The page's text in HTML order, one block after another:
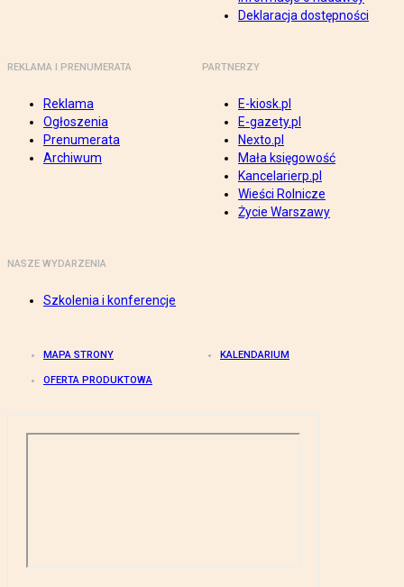
Deklaracja dostępności
REKLAMA I PRENUMERATA
Reklama
Ogłoszenia
Prenumerata
Archiwum
PARTNERZY
E-kiosk.pl
E-gazety.pl
Nexto.pl
Mała księgowość
Kancelarierp.pl
Wieści Rolnicze
Życie Warszawy
NASZE WYDARZENIA
Szkolenia i konferencje
MAPA STRONY KALENDARIUM
OFERTA PRODUKTOWA